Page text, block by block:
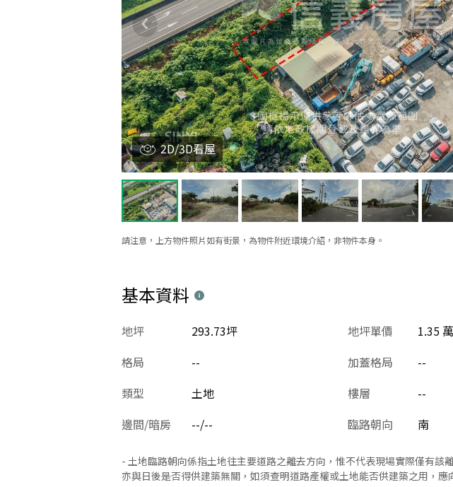
請注意，上方物件照片如有街景，為物件附近環境介紹，非物件本身。
2D/3D看屋
基本資料
地坪 293.73坪 地坪單價
1.35
格局
-- 加蓋格局 --
類型
土地 樓層 --
邊間/暗房
--/-- 臨路朝向 南
- 土地臨路朝向係指土地往主要道路之離去方向，惟不代表現場實際僅有該
亦與日後是否得供建築無關，如須查明道路產權或土地能否供建築之用，應